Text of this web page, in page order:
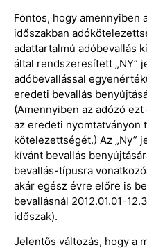
Fontos, hogy amennyiben
időszakban
adattartalmú adóbevallás
által rendszeresített „NY”
adóbevallással
eredeti bevallás
(Amennyiben az adózó
az eredeti nyomtatványon
kötelezettségét.) Az „Ny”
kívánt bevallás
bevallás-típusra
akár egész évre előre is
bevallásnál 2012.01.01-
időszak).
Jelentős változás, hogy a